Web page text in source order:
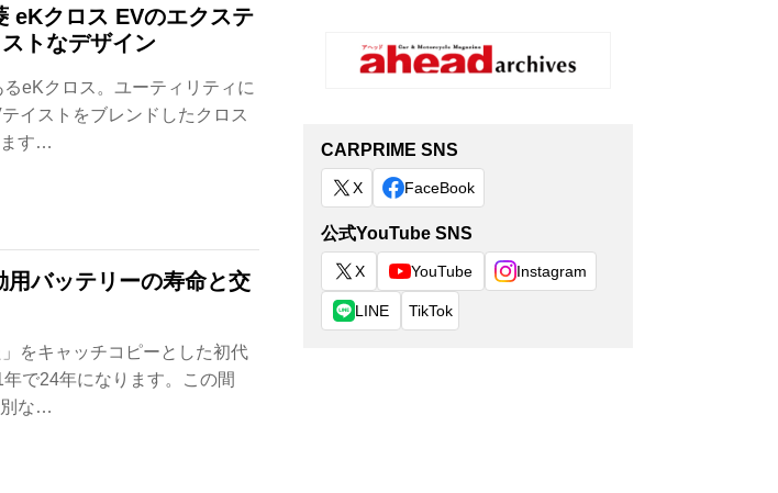
eKクロス EVのエクステ
トなデザイン
eKクロス。ユーティリティに
イストをブレンドしたクロス
ます…
バッテリーの寿命と交
をキャッチコピーとした初代
で24年になります。この間
別な…
CARPRIME SNS
X FaceBook
公式YouTube SNS
X YouTube Instagram
LINE TikTok